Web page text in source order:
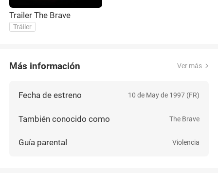
Trailer The Brave
Tráiler
Más información Ver más
Fecha de estreno 10 de May de 1997 (FR)
También conocido como The Brave
Guía parental Violencia